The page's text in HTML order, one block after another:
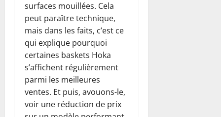
surfaces mouillées. Cela
peut paraître technique,
mais dans les faits, c’est ce
qui explique pourquoi
certaines baskets Hoka
s’affichent régulièrement
parmi les meilleures
ventes. Et puis, avouons-le,
voir une réduction de prix